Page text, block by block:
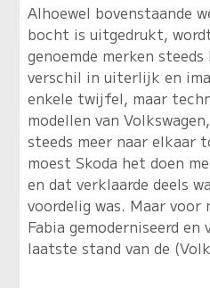
Alhoewel bovenstaande
bocht is uitgedrukt,
genoemde merken
verschil in uiterlijk en
enkele twijfel, maar
modellen van
steeds meer naar elkaar
moest Skoda het doen
en dat verklaarde deels
voordelig was. Maar voor
Fabia gemoderniseerd
laatste stand van de